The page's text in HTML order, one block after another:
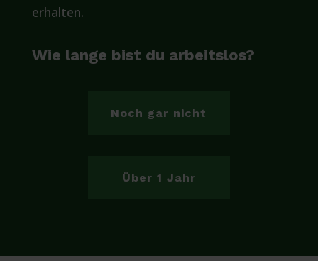
erhalten.
Wie lange bist du arbeitslos?
Noch gar nicht
Über 1 Jahr